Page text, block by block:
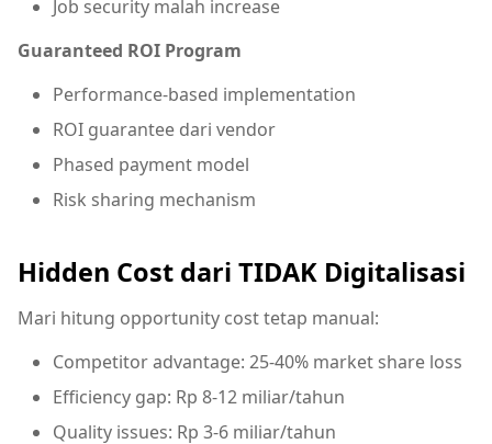
Job security malah increase
Guaranteed ROI Program
Performance-based implementation
ROI guarantee dari vendor
Phased payment model
Risk sharing mechanism
Hidden Cost dari TIDAK Digitalisasi
Mari hitung opportunity cost tetap manual:
Competitor advantage: 25-40% market share loss
Efficiency gap: Rp 8-12 miliar/tahun
Quality issues: Rp 3-6 miliar/tahun